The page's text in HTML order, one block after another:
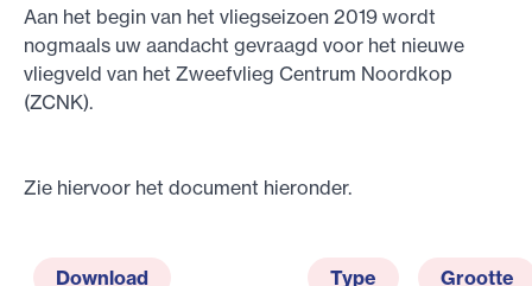
Aan het begin van het vliegseizoen 2019 wordt
nogmaals uw aandacht gevraagd voor het nieuwe
vliegveld van het Zweefvlieg Centrum Noordkop
(ZCNK).
Zie hiervoor het document hieronder.
Download Type Grootte